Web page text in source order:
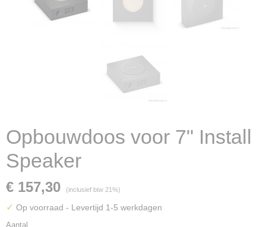
Opbouwdoos voor 7" Install
Speaker
€ 157,30 (inclusief btw 21%)
✓ Op voorraad - Levertijd 1-5 werkdagen
Aantal